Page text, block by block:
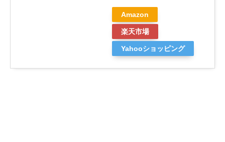
Amazon
楽天市場
Yahooショッピング